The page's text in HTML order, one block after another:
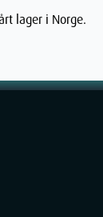
lager i Norge.